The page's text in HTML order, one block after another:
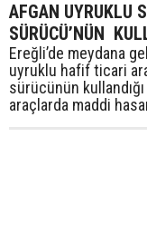
AFGAN UYRUKLU
SÜRÜCÜ’NÜN
Ereğli’de meydana
uyruklu hafif ticari
sürücünün
araçlarda maddi